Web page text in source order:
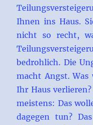
Ihnen ins Haus.
nicht so recht,
bedrohlich. Die
macht Angst. Was
Ihr Haus
meistens: Das
dagegen tun?